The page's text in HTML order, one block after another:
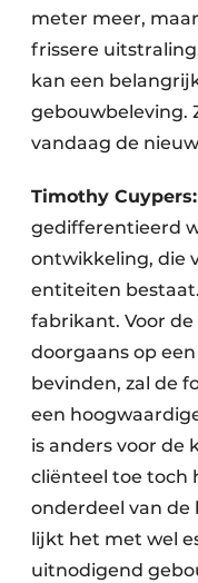
meter meer,
frissere
kan een
gebouwbeleving.
vandaag de
Timothy Cuypers:
gedifferentieerd
ontwikkeling, die
entiteiten
fabrikant. Voor
doorgaans op
bevinden, zal de
een
is anders voor de
cliënteel toe toch
onderdeel van
lijkt het met wel
uitnodigend